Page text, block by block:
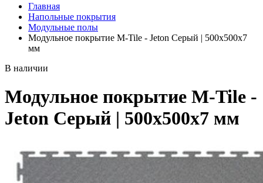
Главная
Напольные покрытия
Модульные полы
Модульное покрытие M-Tile - Jeton Серый | 500x500x7
мм
В наличии
Модульное покрытие M-Tile -
Jeton Серый | 500x500x7 мм